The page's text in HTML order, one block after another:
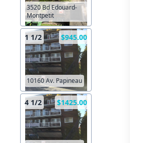
3520 Bd Edouard-
Montpetit
1 1/2 $945.00
10160 Av. Papineau
4 1/2 $1425.00